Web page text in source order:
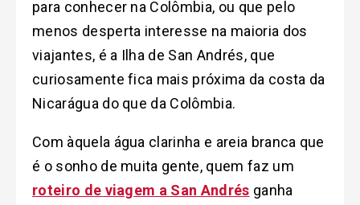
para conhecer na Colômbia, ou que pelo
menos desperta interesse na maioria dos
viajantes, é a Ilha de San Andrés, que
curiosamente fica mais próxima da costa da
Nicarágua do que da Colômbia.
Com àquela água clarinha e areia branca que
é o sonho de muita gente, quem faz um
roteiro de viagem a San Andrés ganha